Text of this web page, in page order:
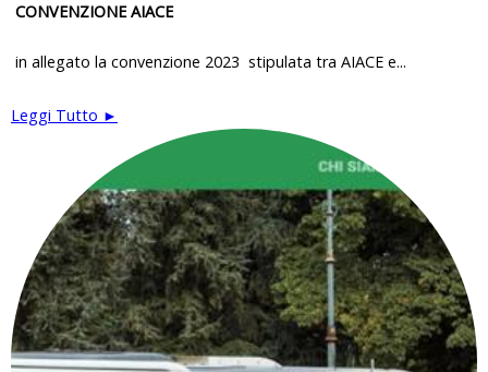
CONVENZIONE AIACE
in allegato la convenzione 2023 stipulata tra AIACE e...
Leggi Tutto ►